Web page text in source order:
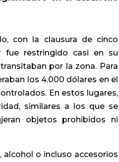
con la clausura de cinco
fue restringido casi en su
por la zona. Para
los 4.000 dólares en el
En estos lugares,
similares a los que se
objetos prohibidos ni
o incluso accesorios